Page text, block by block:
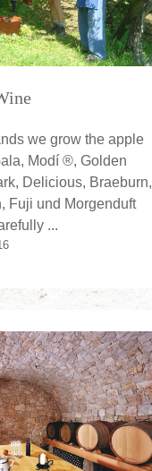
we grow the apple
Modí ®, Golden
Delicious, Braeburn,
Fuji und Morgenduft
...